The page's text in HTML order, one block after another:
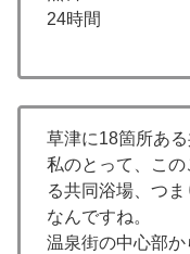
24時間
草津に18箇所ある
私のとって、こ
る共同浴場、つ
なんですね。
温泉街の中心部